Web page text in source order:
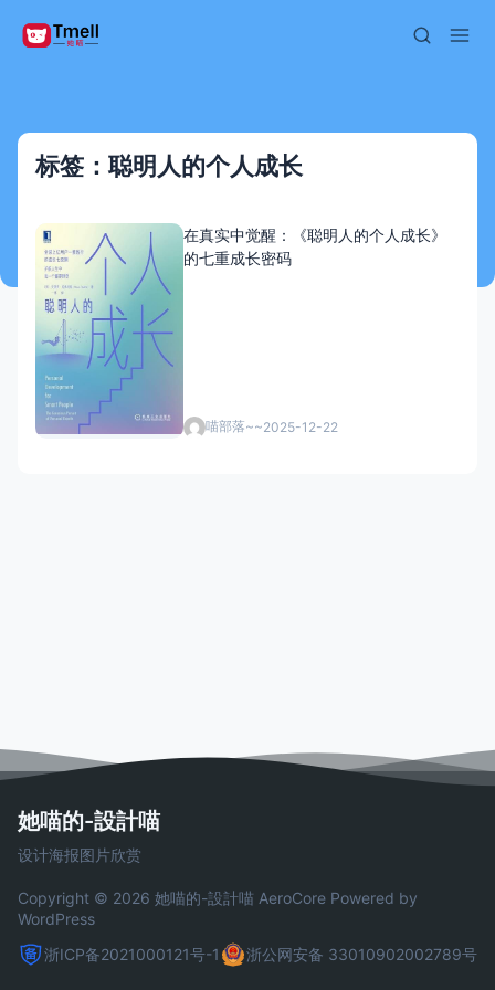
标签：聪明人的个人成长
在真实中觉醒：《聪明人的个人成长》
的七重成长密码
喵部落~~2025-12-22
她喵的-設計喵
设计海报图片欣赏
Copyright © 2026 她喵的-設計喵 AeroCore Powered by
WordPress
浙ICP备2021000121号-1
浙公网安备 33010902002789号